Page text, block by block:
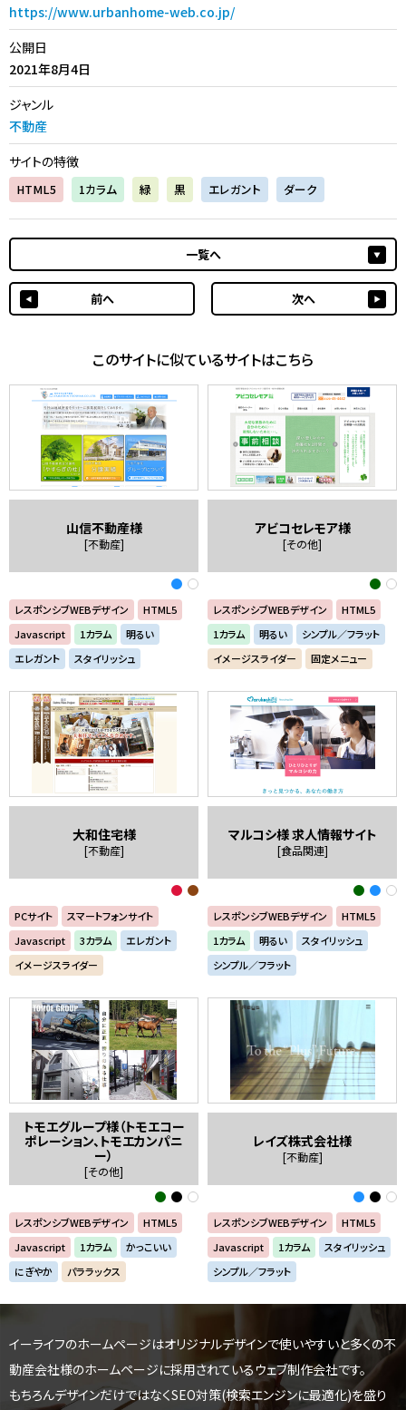
https://www.urbanhome-web.co.jp/
公開日
2021年8月4日
ジャンル
不動産
サイトの特徴
HTML5 1カラム 緑 黒 エレガント ダーク
前へ
一覧へ
次へ
このサイトに似ているサイトはこちら
山信不動産様
[不動産]
レスポンシブWEBデザイン
HTML5
Javascript
1カラム
明るい
エレガント
スタイリッシュ
アビコセレモア様
[その他]
レスポンシブWEBデザイン
HTML5
1カラム
明るい
シンプル／フラット
イメージスライダー
固定メニュー
大和住宅様
[不動産]
PCサイト
スマートフォンサイト
Javascript
3カラム
エレガント
イメージスライダー
マルコシ様 求人情報サイト
[食品関連]
レスポンシブWEBデザイン
HTML5
1カラム
明るい
スタイリッシュ
シンプル／フラット
トモエグループ様（トモエコー
ポレーション、トモエカンパニ
ー）
[その他]
レスポンシブWEBデザイン
HTML5
Javascript
1カラム
かっこいい
にぎやか
パララックス
レイズ株式会社様
[不動産]
レスポンシブWEBデザイン
HTML5
Javascript
1カラム
スタイリッシュ
シンプル／フラット
イーライフのホームページはオリジナルデザインで使いやすいと多くの不
動産会社様のホームページに採用されているウェブ制作会社です。
もちろんデザインだけではなくSEO対策(検索エンジンに最適化)を盛り